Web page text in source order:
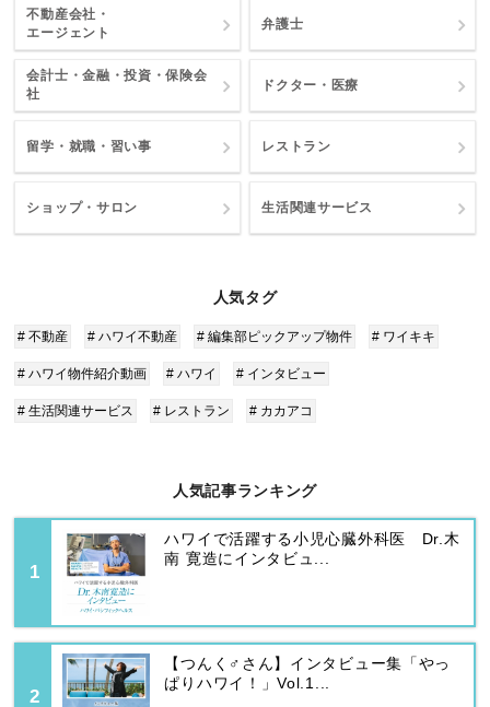
不動産会社・
エージェント
弁護士
会計士・金融・投資・保険会
社
ドクター・医療
留学・就職・習い事 レストラン
ショップ・サロン 生活関連サービス
人気タグ
# 不動産 # ハワイ不動産 # 編集部ピックアップ物件 # ワイキキ
# ハワイ物件紹介動画 # ハワイ # インタビュー
# 生活関連サービス # レストラン # カカアコ
人気記事ランキング
ハワイで活躍する小児心臓外科医 Dr.木
南 寛造にインタビュ...
【つんく♂さん】インタビュー集「やっ
ぱりハワイ！」Vol.1...